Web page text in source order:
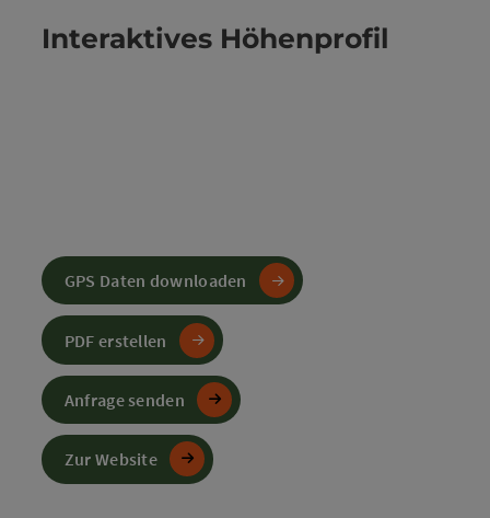
Interaktives Höhenprofil
GPS Daten downloaden
PDF erstellen
Anfrage senden
Zur Website